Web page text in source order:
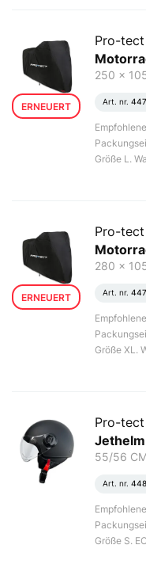
ERNEUERT
Pro-tect
250 x
Art. nr.
Größe L.
ERNEUERT
Pro-tect
280 x
Art. nr.
Größe XL.
Pro-tect
55/56 CM
Art. nr.
Größe S.